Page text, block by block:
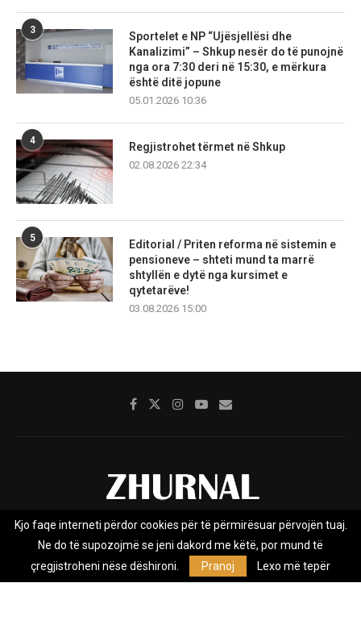
3
Sportelet e NP “Ujësjellësi dhe
Kanalizimi” – Shkup nesër do të punojnë
nga ora 7:30 deri në 15:30, e mërkura
është ditë jopune
05.01.2026 10:36
4
Regjistrohet tërmet në Shkup
02.08.2026 22:34
5
Editorial / Priten reforma në sistemin e
pensioneve – shteti mund ta marrë
shtyllën e dytë nga kursimet e
qytetarëve!
03.08.2026 15:00
Rreth nesh Impresumi Marketing
Privacy Policy
Zhurnal.mk është Agjenci e Lajmeve e pavarur, e themeluar në vitin
Kjo faqe interneti përdor cookies për të përmirësuar përvojën tuaj.
Ne do të supozojmë se jeni dakord me këtë, por mund të
çregjistroheni nëse dëshironi.
Pranoj Lexo më tepër